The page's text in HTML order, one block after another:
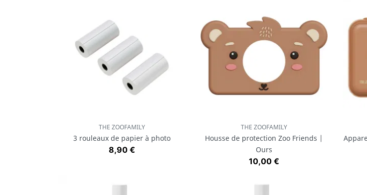
 Aperçu rapide
THE ZOOFAMILY
3 rouleaux de papier à photo
Prix
8,90 €
 Aperçu rapide
THE ZOOFAMILY
Housse de protection Zoo Friends |
Ours
Prix
10,00 €